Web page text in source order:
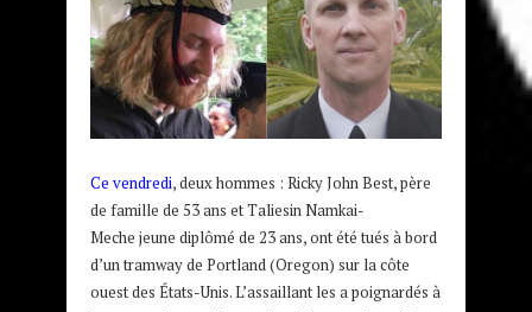
Ce vendredi, deux hommes : Ricky John Best, père
de famille de 53 ans et Taliesin Namkai-
Meche jeune diplômé de 23 ans, ont été tués à bord
d’un tramway de Portland (Oregon) sur la côte
ouest des États-Unis. L’assaillant les a poignardés à